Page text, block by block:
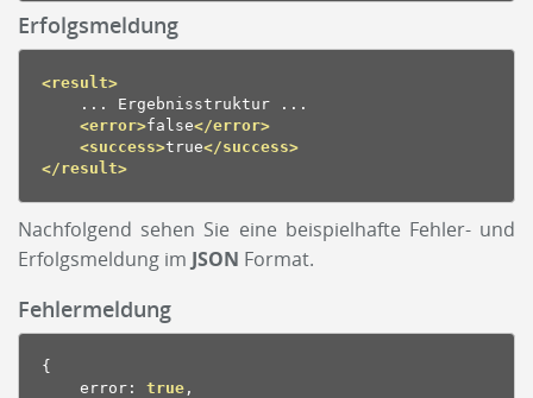
Erfolgsmeldung
<result>
    ... Ergebnisstruktur ...
<error>false</error>
<success>true</success>
</result>
Nachfolgend sehen Sie eine beispielhafte Fehler- und
Erfolgsmeldung im JSON Format.
Fehlermeldung
{
    error
: true ,